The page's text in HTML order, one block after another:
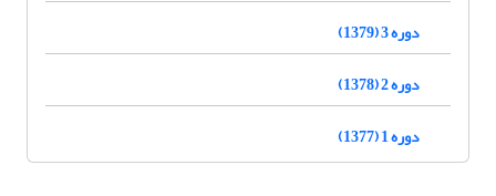
دوره 3 (1379)
دوره 2 (1378)
دوره 1 (1377)